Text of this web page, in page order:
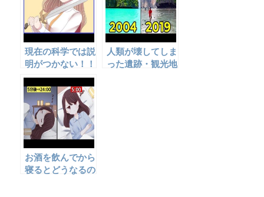
現在の科学では説
明がつかない！！
オーパーツの謎6
選
人類が壊してしま
った遺跡・観光地
お酒を飲んでから
寝るとどうなるの